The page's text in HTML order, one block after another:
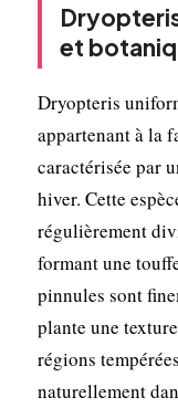
et
Dryopteris
appartenant à la
caractérisée par
hiver. Cette
régulièrement
formant une
pinnules sont
plante une
régions
naturellement